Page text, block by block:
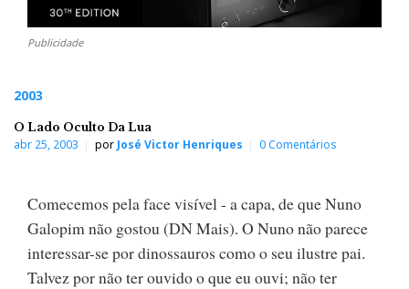
Publicidade
2003
O Lado Oculto Da Lua
abr 25, 2003 por José Victor Henriques 0 Comentários
Comecemos pela face visível - a capa, de que Nuno
Galopim não gostou (DN Mais). O Nuno não parece
interessar-se por dinossauros como o seu ilustre pai.
Talvez por não ter ouvido o que eu ouvi; não ter